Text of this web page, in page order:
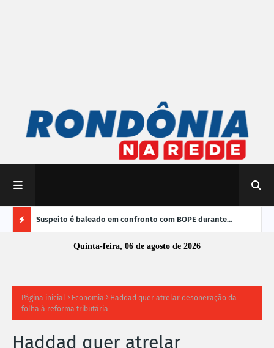
A
Brasil Suspeito é baleado em confronto com BOPE durante
operação em Porto Velho
Quinta-feira, 06 de agosto de 2026
Página inicial Economia
Haddad quer atrelar desoneração da
folha à reforma tributária
Haddad quer atrelar